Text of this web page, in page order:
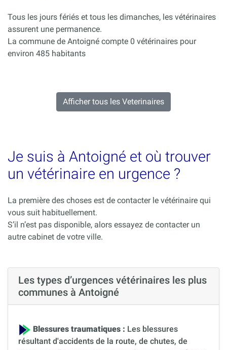
Tous les jours fériés et tous les dimanches, les vétérinaires
assurent une permanence.
La commune de Antoigné compte 0 vétérinaires pour
environ 485 habitants
Afficher tous les Veterinaires
Je suis à Antoigné et où trouver
un vétérinaire en urgence ?
La première des choses est de contacter le vétérinaire qui
vous suit habituellement.
S’il n’est pas disponible, alors essayez de contacter un
autre cabinet de votre ville.
Les types d’urgences vétérinaires les plus
communes à Antoigné
Blessures traumatiques : Les blessures
résultant d'accidents de la route, de chutes, de